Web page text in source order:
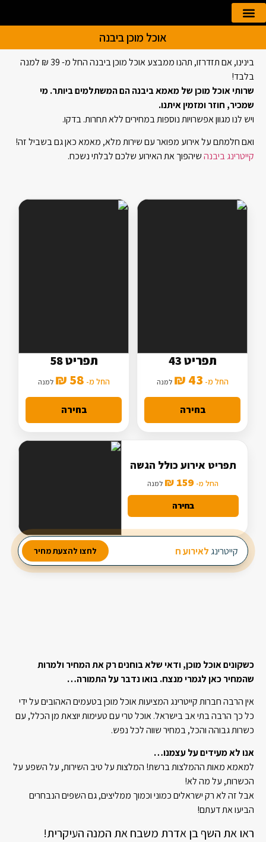
אוכל מוכן ביבנה
בינינו, אם תזדרזו, תהנו ממבצע אוכל מוכן ביבנה החל מ- 39 ₪ למנה
בלבד!
שרותי אוכל מוכן של מאמא ביבנה הם המשתלמים ביותר. מי
שמכיר, חוזר ומזמין איתנו.
ויש לנו מגוון אפשרויות נוספות במחירים ללא תחרות. בדקו.
ואם חלמתם על אירוע מפואר עם שירות מלא, מאמא כאן גם בשביל זה!
קייטרינג ביבנהשיהפוך את האירוע שלכם לבלתי נשכח.
2 תוספות
מנה עיקרית בסיסית
תפריט 43
החל מ- 43 ₪ למנה
בחירה
3 תוספות
מנה עיקרית מורחבת
תפריט 58
החל מ- 58 ₪ למנה
בחירה
מבחר עשיר של סלטים
2 מנות ביניים
תפריט אירוע כולל הגשה
החל מ- 159 ₪ למנה
בחירה
קייטרינג לאירוע חברה לחצו להצעת מחיר
כשקונים אוכל מוכן, ודאי שלא בוחנים רק את המחיר ולמרות
שהמחיר כאן לגמרי מנצח. בואו נדבר על התמורה…
אין הרבה חברות קייטרינג המציעות אוכל מוכן בטעמים האהובים על ידי
כל כך הרבה בתי אב בישראל. אוכל טרי עם טעימות יוצאת מן הכלל, עם
כשרות גבוהה והכל, במחיר שווה לכל נפש.
אנו לא מעידים על עצמנו…
למאמא מאות ההמלצות ברשת! המלצות על טיב השירות, על השפע על
הכשרות, על מה לא!
אבל זה לא רק ישראלים כמוני וכמוך ממליצים, גם השפים הנבחרים
הביעו את דעתם!
ראו את השף בן אדרת משבח את המנה העיקרית!